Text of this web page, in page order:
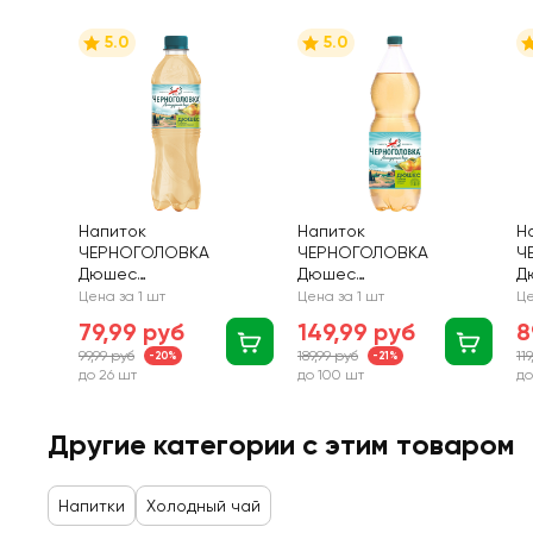
5.0
Напиток
ЧЕРНОГОЛОВКА
Дюшес
сильногазированный,
Цена за 1 шт
79,99 руб
99,99 руб -20%
до 26 шт
5.0
Напиток
ЧЕРНОГОЛОВКА
Дюшес
сильногазированный,
Цена за 1 шт
149,99 руб
189,99 руб -21%
до 100 шт
Другие категории с этим товаром
Напитки Холодный чай